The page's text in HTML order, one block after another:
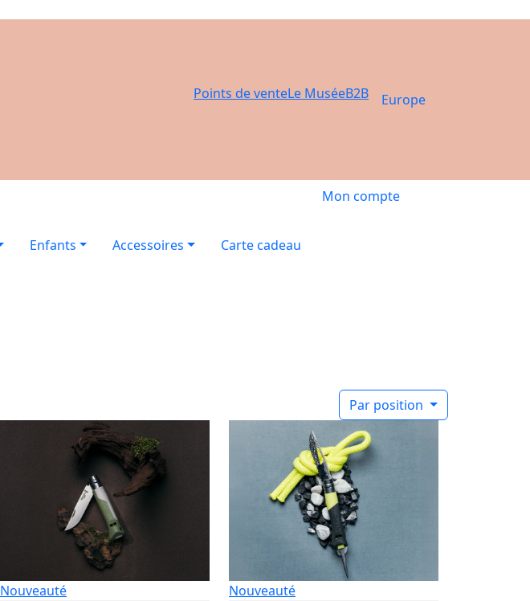
Points de venteLe MuséeB2B Europe
Mon compte
Enfants Accessoires
Carte cadeau
Par position
Nouveauté Nouveauté